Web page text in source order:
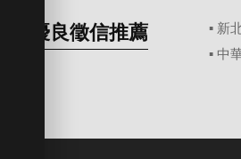
優良徵信推薦 ▪ 新
▪ 中